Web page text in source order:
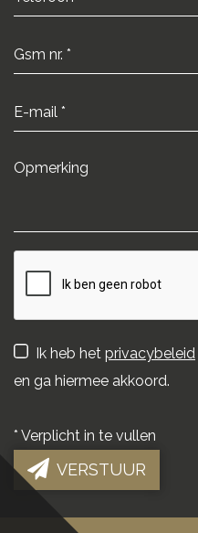
Ik heb het privacybeleid
en ga hiermee akkoord.
* Verplicht in te vullen
VERSTUUR